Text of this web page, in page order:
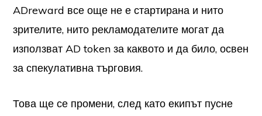
ADreward все още не е стартирана и нито
зрителите, нито рекламодателите могат да
използват AD token за каквото и да било, освен
за спекулативна търговия.
Това ще се промени, след като екипът пусне